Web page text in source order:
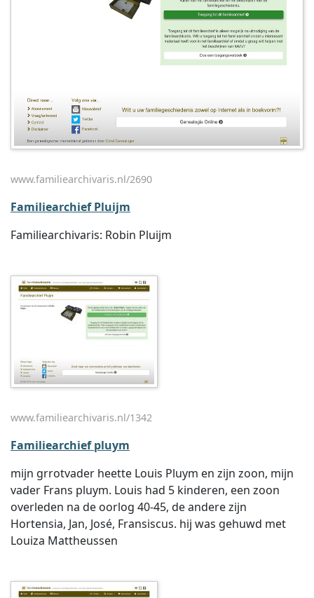
www.familiearchivaris.nl/2690
Familiearchief Pluijm
Familiearchivaris: Robin Pluijm
www.familiearchivaris.nl/1342
Familiearchief pluym
mijn grrotvader heette Louis Pluym en zijn zoon, mijn
vader Frans pluym. Louis had 5 kinderen, een zoon
overleden na de oorlog 40-45, de andere zijn
Hortensia, Jan, José, Fransiscus. hij was gehuwd met
Louiza Mattheussen